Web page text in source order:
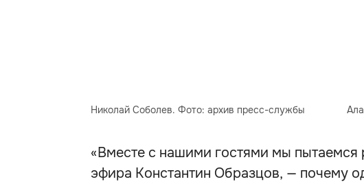
Николай Соболев. Фото: архив пресс-службы
«Вместе с нашими гостями мы пытаемся
эфира Константин Образцов, — почему